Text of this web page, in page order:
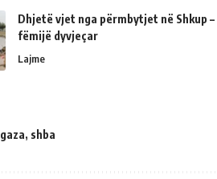
Dhjetë vjet nga përmbytjet në Shkup
fëmijë dyvjeçar
Lajme
gaza, shba